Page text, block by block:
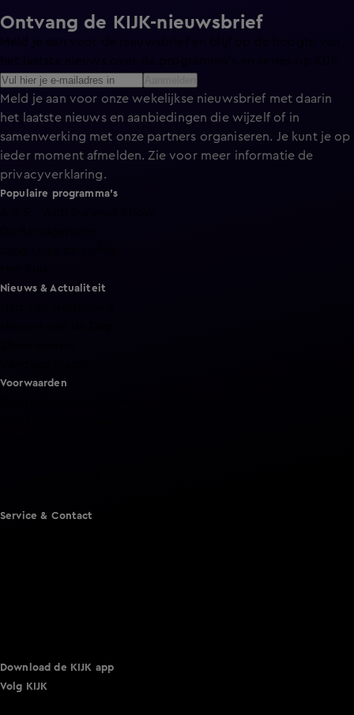
Ontvang de KIJK-nieuwsbrief
Meld je aan voor onze wekelijkse nieuwsbrief met daarin
het laatste nieuws en aanbiedingen die wijzelf of in
samenwerking met onze partners organiseren. Je kunt je op
ieder moment afmelden. Zie voor meer informatie de
privacyverklaring.
Populaire programma's
Nieuws & Actualiteit
Voorwaarden
Service & Contact
Download de KIJK app
Volg KIJK